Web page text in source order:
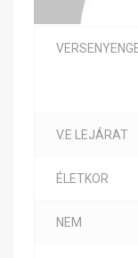
V.E LEJÁRAT
ÉLETKOR
NEM